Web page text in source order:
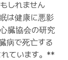
しれません
は健康に悪影
臓協会の研究
病で死亡する
ています。**